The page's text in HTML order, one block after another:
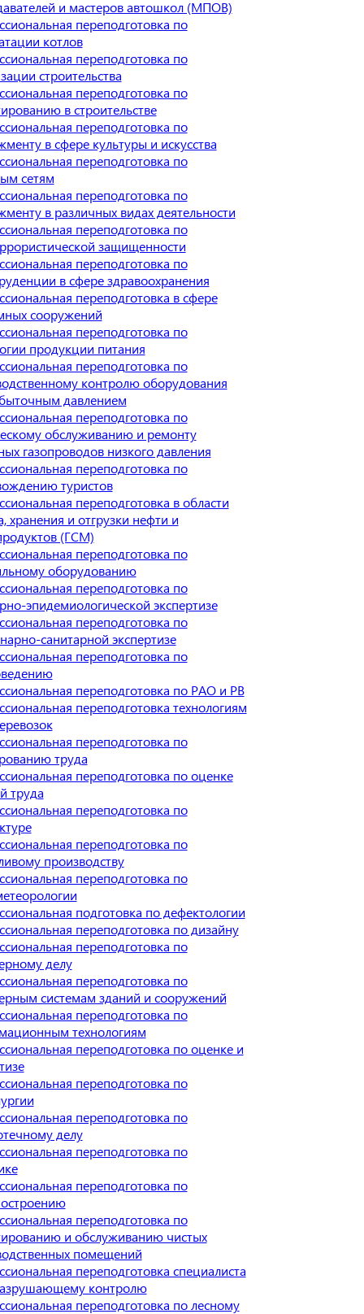
и мастеров автошкол (МПОВ)
переподготовка по
котлов
переподготовка по
строительства
переподготовка по
в строительстве
переподготовка по
в сфере культуры и искусства
переподготовка по
сетям
переподготовка по
в различных видах деятельности
переподготовка по
защищенности
переподготовка по
в сфере здравоохранения
переподготовка в сфере
сооружений
переподготовка по
продукции питания
переподготовка по
контролю оборудования
давлением
переподготовка по
обслуживанию и ремонту
газопроводов низкого давления
переподготовка по
туристов
переподготовка в области
хранения и отгрузки нефти и
(ГСМ)
переподготовка по
оборудованию
переподготовка по
эпидемиологической экспертизе
переподготовка по
санитарной экспертизе
переподготовка по
переподготовка по РАО и РВ
переподготовка технологиям
переподготовка по
труда
переподготовка по оценке
труда
переподготовка по
переподготовка по
производству
переподготовка по
подготовка по дефектологии
переподготовка по дизайну
переподготовка по
делу
переподготовка по
системам зданий и сооружений
переподготовка по
технологиям
переподготовка по оценке и
переподготовка по
переподготовка по
делу
переподготовка по
переподготовка по
переподготовка по
и обслуживанию чистых
помещений
переподготовка специалиста
контролю
переподготовка по лесному